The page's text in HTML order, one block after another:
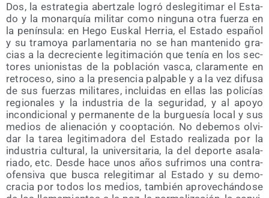
Dos, la estra­te­gia aber­tza­le logró des­le­gi­ti­mar el Esta­
do y la monar­quía mili­tar como nin­gu­na otra fuer­za en
la penín­su­la: en Hego Eus­kal Herria, el Esta­do espa­ñol
y su tra­mo­ya par­la­men­ta­ria no se han man­te­ni­do gra­
cias a la decre­cien­te legi­ti­ma­ción que tenía en los sec­
to­res unio­nis­tas de la pobla­ción vas­ca, cla­ra­men­te en
retro­ce­so, sino a la pre­sen­cia pal­pa­ble y a la vez difu­sa
de sus fuer­zas mili­ta­res, inclui­das en ellas las poli­cías
regio­na­les y la indus­tria de la segu­ri­dad, y al apo­yo
incon­di­cio­nal y per­ma­nen­te de la bur­gue­sía local y sus
medios de alie­na­ción y coop­ta­ción. No debe­mos olvi­
dar la tarea legi­ti­ma­do­ra del Esta­do rea­li­za­da por la
indus­tria cul­tu­ral, la uni­ver­si­ta­ria, la del depor­te asa­la­
ria­do, etc. Des­de hace unos años sufri­mos una con­tra­
ofen­si­va que bus­ca rele­gi­ti­mar al Esta­do y su demo­
cra­cia por todos los medios, tam­bién apro­ve­chán­do­se